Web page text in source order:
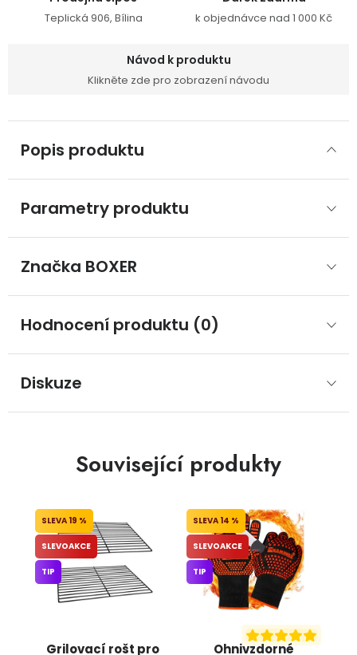
Teplická 906, Bílina k objednávce nad 1 000 Kč
Návod k produktu
Klikněte zde pro zobrazení návodu
Popis produktu
Parametry produktu
Značka BOXER
Hodnocení produktu (0)
Diskuze
Související produkty
Grilovací rošt pro
19 %
SLEVOAKCE
TIP
Ohnivzdorné
14 %
SLEVOAKCE
TIP